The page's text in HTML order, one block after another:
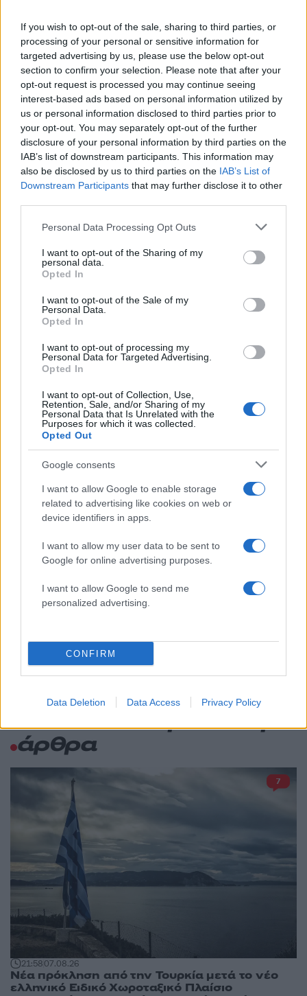
If you wish to opt-out of the sale, sharing to third parties, or
processing of your personal or sensitive information for
targeted advertising by us, please use the below opt-out
section to confirm your selection. Please note that after your
opt-out request is processed you may continue seeing
interest-based ads based on personal information utilized by
us or personal information disclosed to third parties prior to
your opt-out. You may separately opt-out of the further
disclosure of your personal information by third parties on the
IAB’s list of downstream participants. This information may
also be disclosed by us to third parties on the IAB’s List of
Downstream Participants that may further disclose it to other
Please note that this website/app uses one or more Google
not limited to your visit or usage behaviour. You may click to
grant or deny consent to Google and its third-party tags to
use your data for below specified purposes in below Google
consent section.
Personal Data Processing Opt Outs
I want to opt-out of the Sharing of my
personal data.
Opted In
I want to opt-out of the Sale of my
Personal Data.
Opted In
I want to opt-out of processing my
Personal Data for Targeted Advertising.
Opted In
I want to opt-out of Collection, Use,
Retention, Sale, and/or Sharing of my
Personal Data that Is Unrelated with the
Purposes for which it was collected.
Opted Out
Google consents
I want to allow Google to enable storage
related to advertising like cookies on web or
device identifiers in apps.
I want to allow my user data to be sent to
Google for online advertising purposes.
I want to allow Google to send me
personalized advertising.
CONFIRM
Data Deletion Data Access Privacy Policy
Πιο δημοφιλή
1 Marfin: Η 46χρονη πήρε προθεσμία για να
απολογηθεί την Τρίτη – «Είναι αθώα,
συμμετείχε στη διαδήλωση όπως και
100.000 άτομα»
2Σέρρες: Βίντεο ντοκουμέντο από το
τροχαίο με νεκρούς μητέρα και γιο – Ο
οδηγός του φορτηγού κατέγραψε τη
σύγκρουση
3σταρ του TikTok – Kατέγραφε τη ζωή της
με τον καρκίνο
για τον έναν χρόνο από τον θάνατο της
κόρης του Αντώνη Σαμαρά
θεωρηθούν δωρεές και να επιβληθεί φόρος
– Τι ισχυεί για τις γονικές παροχές
Πιο σχολιασμένα
Έφυγαν οι συνεργάτες, μένει η Μαρία
Καρυστιανού - Η επόμενη μέρα για την
«Ελπίδα για τη Δημοκρατία»
Canadair 515: Οι πρώτες εικόνες από την
κατασκευή του αεροσκάφους που θα
επιχειρεί και τη νύχτα στα μέτωπα της
φωτιάς
Βγήκαν ξανά τα μαχαίρια στην Ελπίδα
για τη Δημοκρατία: «Καρυστιανού,
Γρατσία και Γαλανός μετέτρεψαν το
κίνημα σε φοβικό αρχηγικό κόμμα»
Απίστευτο κι όμως αληθινό -
Aναστέλλονται τα τακτικά ραντεβού του
Χανίων επειδή κλάπηκε το μηχανάκι του
γιατρού
Μαρέβα
Πολιτική: Περισσότερα
άρθρα
21:5807.08.26
Νέα πρόκληση από την Τουρκία μετά το νέο
ελληνικό Ειδικό Χωροταξικό Πλαίσιο
7